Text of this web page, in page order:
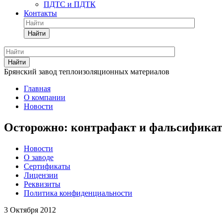
ПДТС и ПДТК
Контакты
Найти
Найти
Брянский завод теплоизоляционных материалов
Главная
О компании
Новости
Осторожно: контрафакт и
Новости
О заводе
Сертификаты
Лицензии
Реквизиты
Политика конфиденциальности
3 Октября 2012